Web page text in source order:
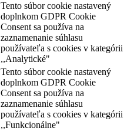
Tento súbor cookie nastavený
doplnkom GDPR Cookie
Consent sa používa na
zaznamenanie súhlasu
používateľa s cookies v kategórii
,,Analytické"
Tento súbor cookie nastavený
doplnkom GDPR Cookie
Consent sa používa na
zaznamenanie súhlasu
používateľa s cookies v kategórii
,,Funkcionálne"